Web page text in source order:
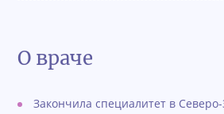
О враче
Закончила специалитет в